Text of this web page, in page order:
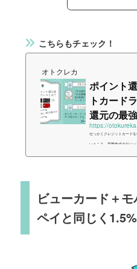
こちらもチェック！
オトクレカ
ポイント
トカード
還元の最
https://
せっかくクレジットカード
いところ。実際株式会社ジ
もとに、あなたに合った1枚
ビューカード＋
ペイと同じく